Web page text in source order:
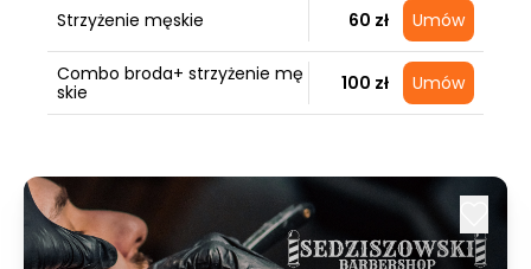
Strzyżenie męskie 60 zł Umów
Combo broda+ strzyżenie mę
skie
100 zł Umów